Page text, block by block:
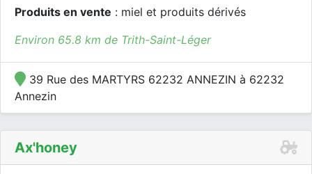
Produits en vente : miel et produits dérivés
Environ 65.8 km de Trith-Saint-Léger
39 Rue des MARTYRS 62232 ANNEZIN à 62232
Annezin
Ax'honey